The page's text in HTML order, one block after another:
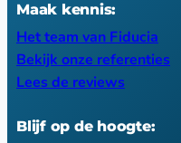
Maak kennis:
Het team van Fiducia
Bekijk onze referenties
Lees de reviews
Blijf op de hoogte: